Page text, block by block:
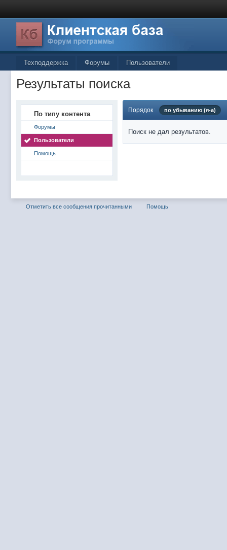
Техподдержка Форумы Пользователи
Результаты поиска
По типу контента
Форумы
Пользователи
Помощь
Порядок по убыванию (я-а)
Поиск не дал результатов.
Отметить все сообщения прочитанными Помощь